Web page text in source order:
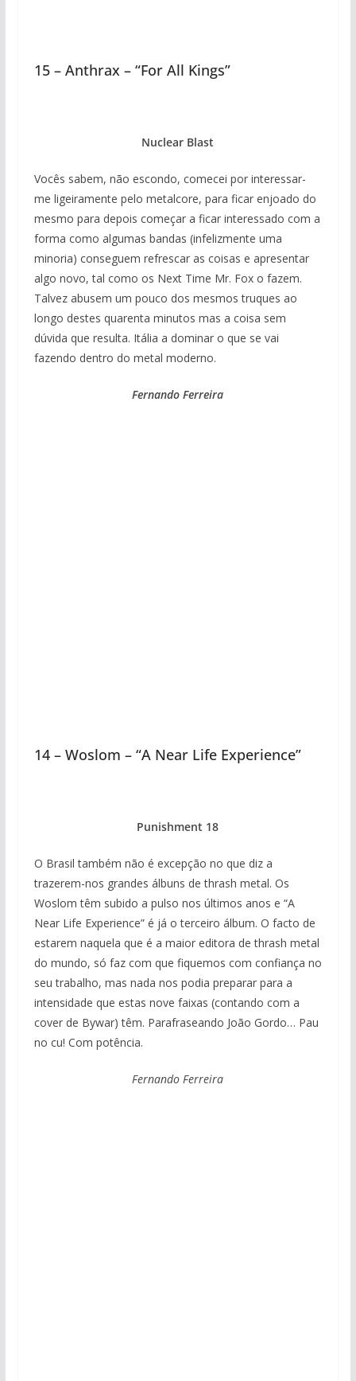
15 – Anthrax – “For All Kings”
Nuclear Blast
Vocês sabem, não escondo, comecei por interessar-
me ligeiramente pelo metalcore, para ficar enjoado do
mesmo para depois começar a ficar interessado com a
forma como algumas bandas (infelizmente uma
minoria) conseguem refrescar as coisas e apresentar
algo novo, tal como os Next Time Mr. Fox o fazem.
Talvez abusem um pouco dos mesmos truques ao
longo destes quarenta minutos mas a coisa sem
dúvida que resulta. Itália a dominar o que se vai
fazendo dentro do metal moderno.
Fernando Ferreira
14 – Woslom – “A Near Life Experience”
Punishment 18
O Brasil também não é excepção no que diz a
trazerem-nos grandes álbuns de thrash metal. Os
Woslom têm subido a pulso nos últimos anos e “A
Near Life Experience” é já o terceiro álbum. O facto de
estarem naquela que é a maior editora de thrash metal
do mundo, só faz com que fiquemos com confiança no
seu trabalho, mas nada nos podia preparar para a
intensidade que estas nove faixas (contando com a
cover de Bywar) têm. Parafraseando João Gordo… Pau
no cu! Com potência.
Fernando Ferreira